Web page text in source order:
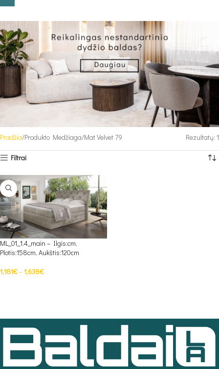
Pradžia Produkto Medžiaga Mat Velvet 79 Rezultatų: 1
Filtrai
ML_01_1.4_main – Ilgis:cm,
Plotis:158cm, Aukštis:120cm
1,181€–1,638€